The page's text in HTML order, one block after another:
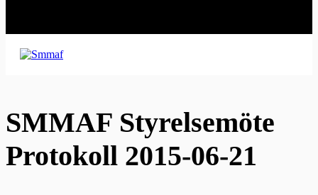
SMMAF Styrelsemöte
Protokoll 2015-06-21